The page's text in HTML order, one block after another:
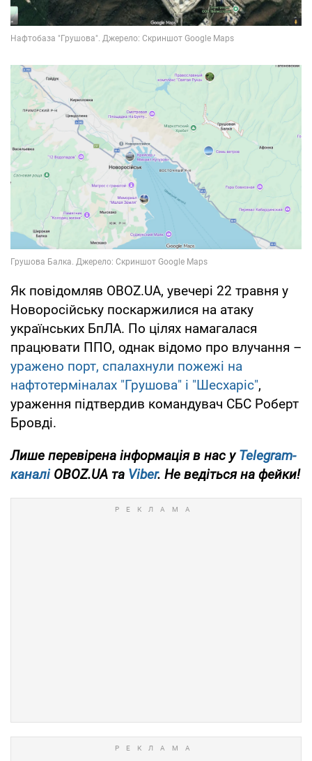
Як повідомляв OBOZ.UA, увечері 22 травня у
Новоросійську поскаржилися на атаку
українських БпЛА. По цілях намагалася
працювати ППО, однак відомо про влучання –
уражено порт, спалахнули пожежі на
нафтотерміналах "Грушова" і "Шесхаріс",
ураження підтвердив командувач СБС Роберт
Бровді.
Лише перевірена інформація в нас уTelegram-
каналіOBOZ.UA та Viber. Не ведіться на фейки!